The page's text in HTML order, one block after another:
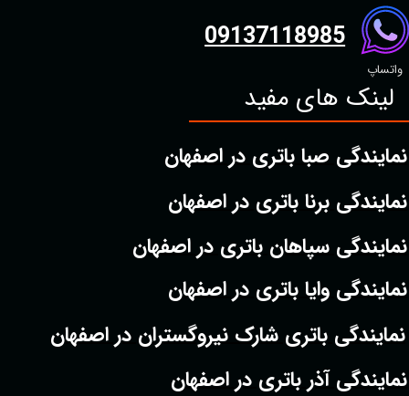
واتساپ
09137118985
لینک های مفید
نمایندگی صبا باتری در اصفهان
نمایندگی برنا باتری در اصفهان
نمایندگی سپاهان باتری در اصفهان
نمایندگی وایا باتری در اصفهان
نمایندگی آذر باتری در اصفهان
نمایندگی باتری شارک نیروگستران در اصفهان